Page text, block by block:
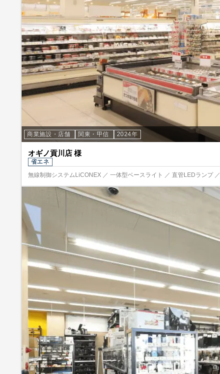
商業施設・店舗 関東・甲信 2024年
オギノ貢川店 様
省エネ
無線制御システムLiCONEX ／ 一体型ベースライト ／ 直管LEDランプ